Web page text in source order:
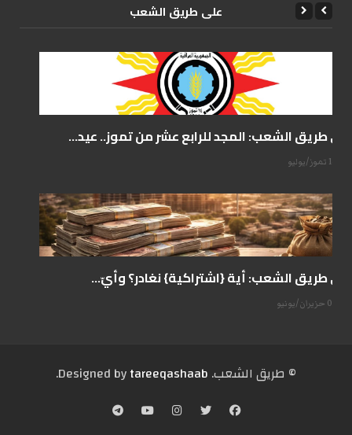
علی طریق الشعب
على طريق الشعب: المجد للرابع عشر من تموز.. عيد...
14 تموز/يوليو
على طريق الشعب: أية {اشتراكية} نغادر؟ وأيّ...
07 حزيران/يونيو
© طریق الشعب. Designed by tareeqashaab
.